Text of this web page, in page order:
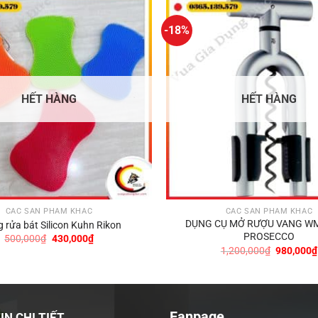
HẾT HÀNG
CÁC SẢN PHẨM KHÁC
rửa bát Silicon Kuhn Rikon
500,000₫ Giá
430,000₫Giá
hiện
-18%
HẾT HÀNG
CÁC SẢN PHẨM KHÁC
DỤNG CỤ MỞ RƯỢU VANG
PROSECCO
1,200,000₫ Giá
980,000₫